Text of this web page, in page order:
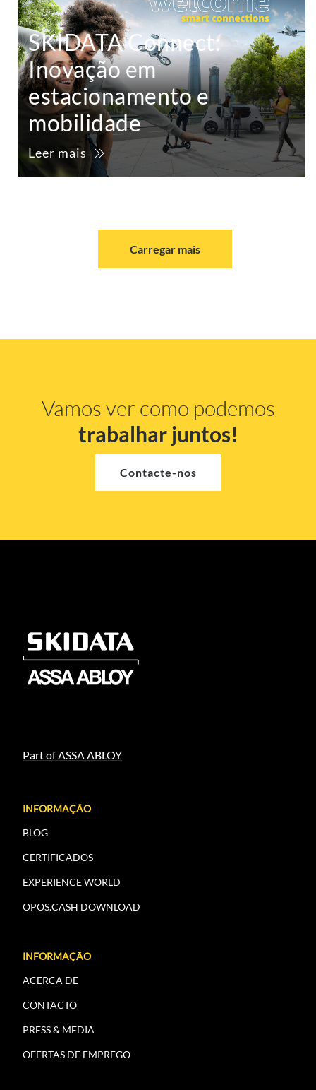
SKIDATA Connect:
Inovação em
estacionamento e
mobilidade
Leer mais
Carregar mais
Vamos ver como podemos
trabalhar juntos!
Contacte-nos
Part of ASSA ABLOY
INFORMAÇÃO
BLOG
CERTIFICADOS
EXPERIENCE WORLD
OPOS.CASH DOWNLOAD
INFORMAÇÃO
ACERCA DE
CONTACTO
PRESS & MEDIA
OFERTAS DE EMPREGO